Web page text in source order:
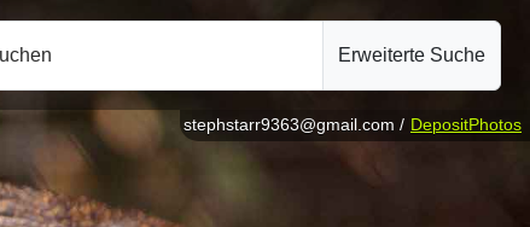
Erweiterte Suche
stephstarr9363@gmail.com / DepositPhotos